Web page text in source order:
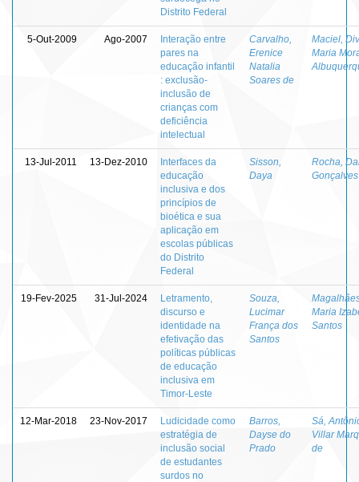
Distrito Federal
5-Out-2009 Ago-2007
Interação entre
pares na
educação infantil
: exclusão-
inclusão de
crianças com
deficiência
intelectual
Carvalho,
Erenice
Natalia
Soares de
Maciel,
Maria
13-Jul-2011 13-Dez-2010
Interfaces da
educação
inclusiva e dos
princípios de
bioética e sua
aplicação em
escolas públicas
do Distrito
Federal
Sisson,
Daya
Rocha,
Gonçalves
19-Fev-2025 31-Jul-2024
Letramento,
discurso e
identidade na
efetivação das
políticas públicas
de educação
inclusiva em
Timor-Leste
Souza,
Lucimar
França dos
Santos
Maria
Santos
12-Mar-2018 23-Nov-2017
Ludicidade como
estratégia de
inclusão social
de estudantes
surdos no
Barros,
Dayse do
Prado
Sá,
Villar
de